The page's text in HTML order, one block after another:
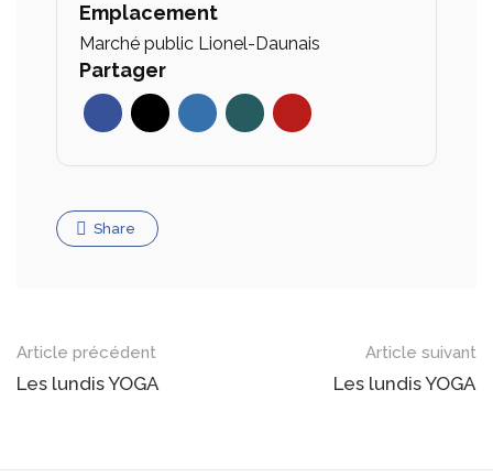
Emplacement
Marché public Lionel-Daunais
Partager
Share
Article précédent
Les lundis YOGA
Article suivant
Les lundis YOGA